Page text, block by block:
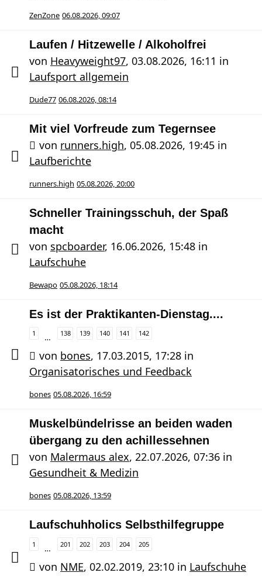
ZenZone 06.08.2026, 09:07
Laufen / Hitzewelle / Alkoholfrei
von Heavyweight97, 03.08.2026, 16:11 in
Laufsport allgemein
Dude77 06.08.2026, 08:14
Mit viel Vorfreude zum Tegernsee
von runners.high, 05.08.2026, 19:45 in
Laufberichte
runners.high 05.08.2026, 20:00
Schneller Trainingsschuh, der Spaß
macht
von spcboarder, 16.06.2026, 15:48 in
Laufschuhe
Bewapo 05.08.2026, 18:14
Es ist der Praktikanten-Dienstag....
1 … 138 139 140 141 142
von bones, 17.03.2015, 17:28 in
Organisatorisches und Feedback
bones 05.08.2026, 16:59
Muskelbündelrisse an beiden waden
übergang zu den achillessehnen
von Malermaus alex, 22.07.2026, 07:36 in
Gesundheit & Medizin
bones 05.08.2026, 13:59
Laufschuhholics Selbsthilfegruppe
1 … 201 202 203 204 205
von NME, 02.02.2019, 23:10 in Laufschuhe